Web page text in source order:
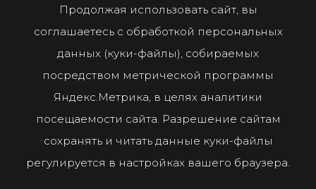
Продолжая использовать сайт, вы
соглашаетесь с обработкой персональных
данных (куки-файлы), собираемых
посредством метрической программы
Яндекс.Метрика, в целях аналитики
посещаемости сайта. Разрешение сайтам
сохранять и читать данные куки-файлы
регулируется в настройках вашего браузера.